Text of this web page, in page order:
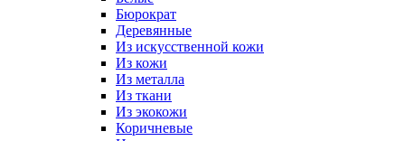
Бюрократ
Деревянные
Из искусственной кожи
Из кожи
Из металла
Из ткани
Из экокожи
Коричневые